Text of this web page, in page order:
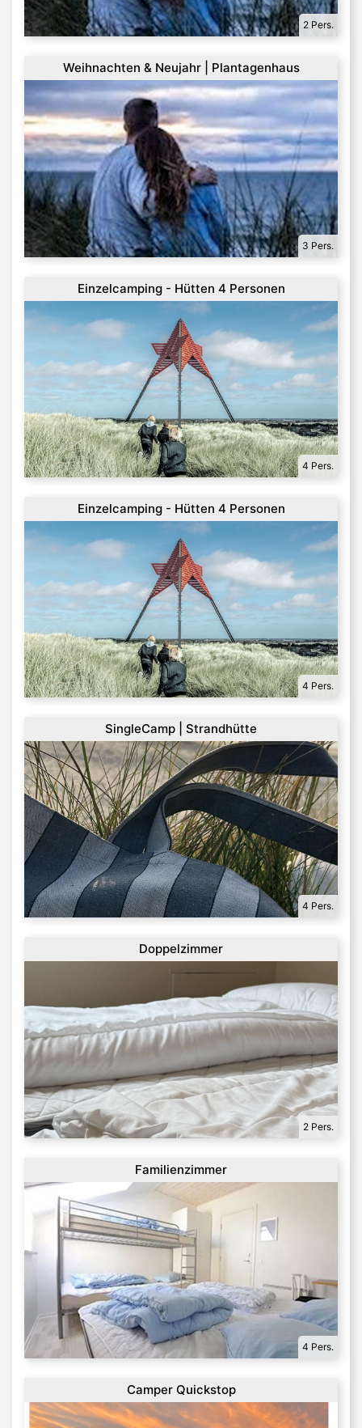
2 Pers.
Weihnachten & Neujahr | Plantagenhaus
3 Pers.
Einzelcamping - Hütten 4 Personen
4 Pers.
Einzelcamping - Hütten 4 Personen
4 Pers.
SingleCamp | Strandhütte
4 Pers.
Doppelzimmer
2 Pers.
Familienzimmer
4 Pers.
Camper Quickstop